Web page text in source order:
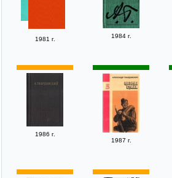
1981 г. 1984 г.
1986 г.
1987 г.